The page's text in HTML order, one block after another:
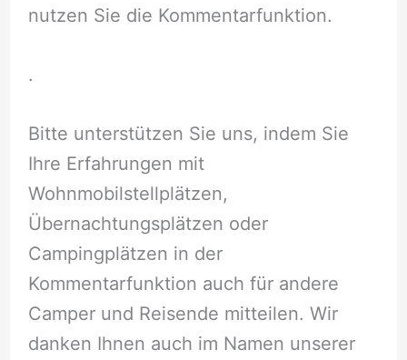
nutzen Sie die Kommentarfunktion.
.
Bitte unterstützen Sie uns, indem Sie
Ihre Erfahrungen mit
Wohnmobilstellplätzen,
Übernachtungsplätzen oder
Campingplätzen in der
Kommentarfunktion auch für andere
Camper und Reisende mitteilen. Wir
danken Ihnen auch im Namen unserer